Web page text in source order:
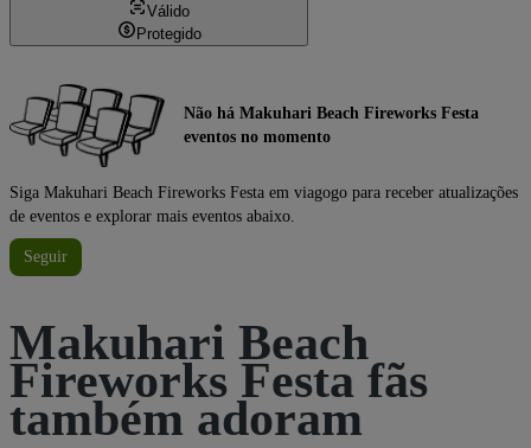
Válido
Protegido
Não há Makuhari Beach Fireworks Festa
eventos no momento
Siga Makuhari Beach Fireworks Festa em viagogo para receber atualizações
de eventos e explorar mais eventos abaixo.
Seguir
Makuhari Beach
Fireworks Festa fãs
também adoram